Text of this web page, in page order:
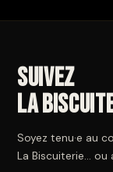
Suivez
La
Soyez tenu·e au
La Biscuiterie… ou